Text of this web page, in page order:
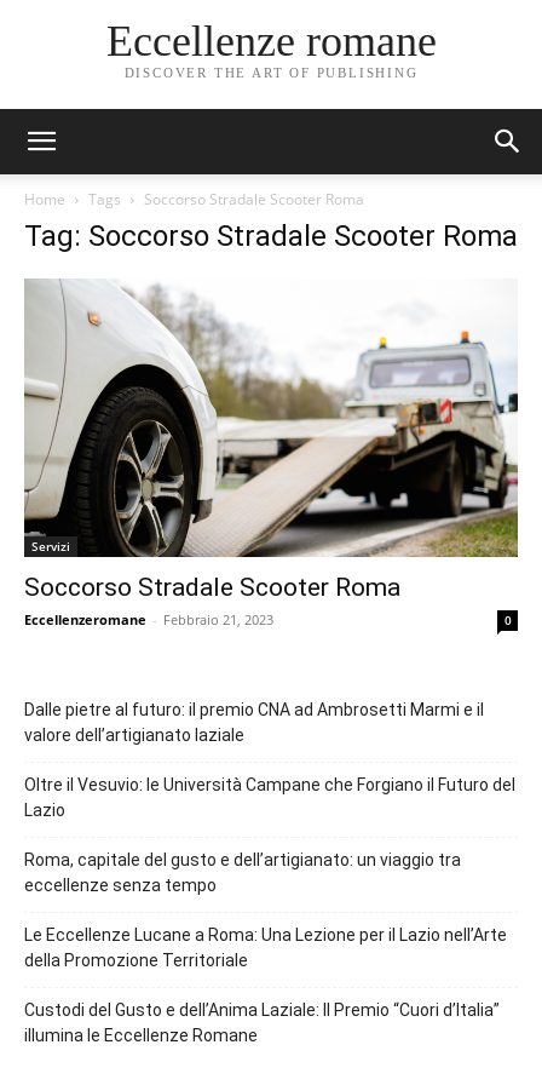
Eccellenze romane
DISCOVER THE ART OF PUBLISHING
Home Tags Soccorso Stradale Scooter Roma
Tag: Soccorso Stradale Scooter Roma
Servizi
Soccorso Stradale Scooter Roma
Eccellenzeromane - Febbraio 21, 2023 0
Dalle pietre al futuro: il premio CNA ad Ambrosetti Marmi e il
valore dell’artigianato laziale
Oltre il Vesuvio: le Università Campane che Forgiano il Futuro del
Lazio
Roma, capitale del gusto e dell’artigianato: un viaggio tra
eccellenze senza tempo
Le Eccellenze Lucane a Roma: Una Lezione per il Lazio nell’Arte
della Promozione Territoriale
Custodi del Gusto e dell’Anima Laziale: Il Premio “Cuori d’Italia”
illumina le Eccellenze Romane